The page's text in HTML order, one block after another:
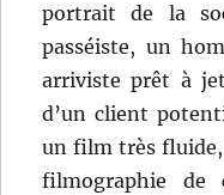
portrait de la
passéiste, un
arriviste prêt à
d’un client
un film très fluide,
filmographie de